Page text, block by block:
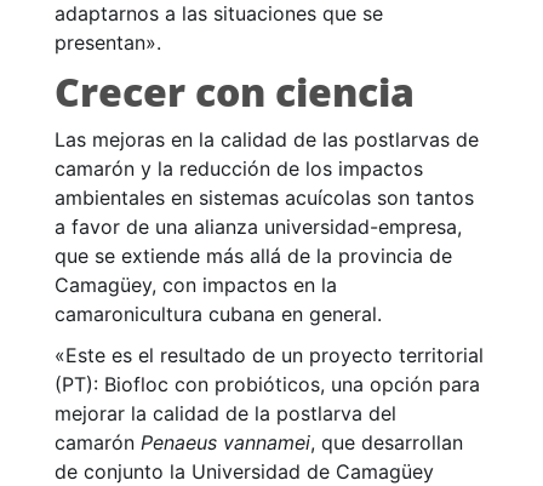
adaptarnos a las situaciones que se
presentan».
Crecer con ciencia
Las mejoras en la calidad de las postlarvas de
camarón y la reducción de los impactos
ambientales en sistemas acuícolas son tantos
a favor de una alianza universidad-empresa,
que se extiende más allá de la provincia de
Camagüey, con impactos en la
camaronicultura cubana en general.
«Este es el resultado de un proyecto territorial
(PT): Biofloc con probióticos, una opción para
mejorar la calidad de la postlarva del
camarón Penaeus vannamei, que desarrollan
de conjunto la Universidad de Camagüey